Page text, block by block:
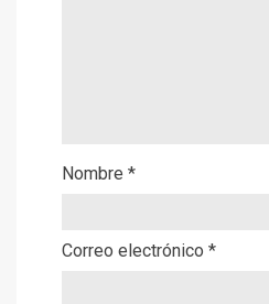
Nombre *
Correo electrónico *